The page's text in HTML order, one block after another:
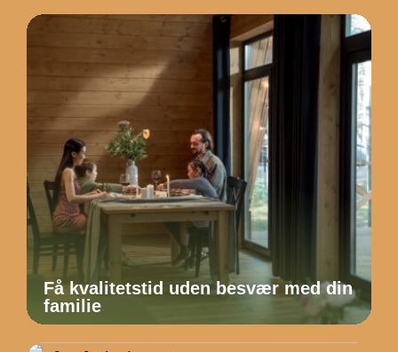
Få kvalitetstid uden besvær med din
familie